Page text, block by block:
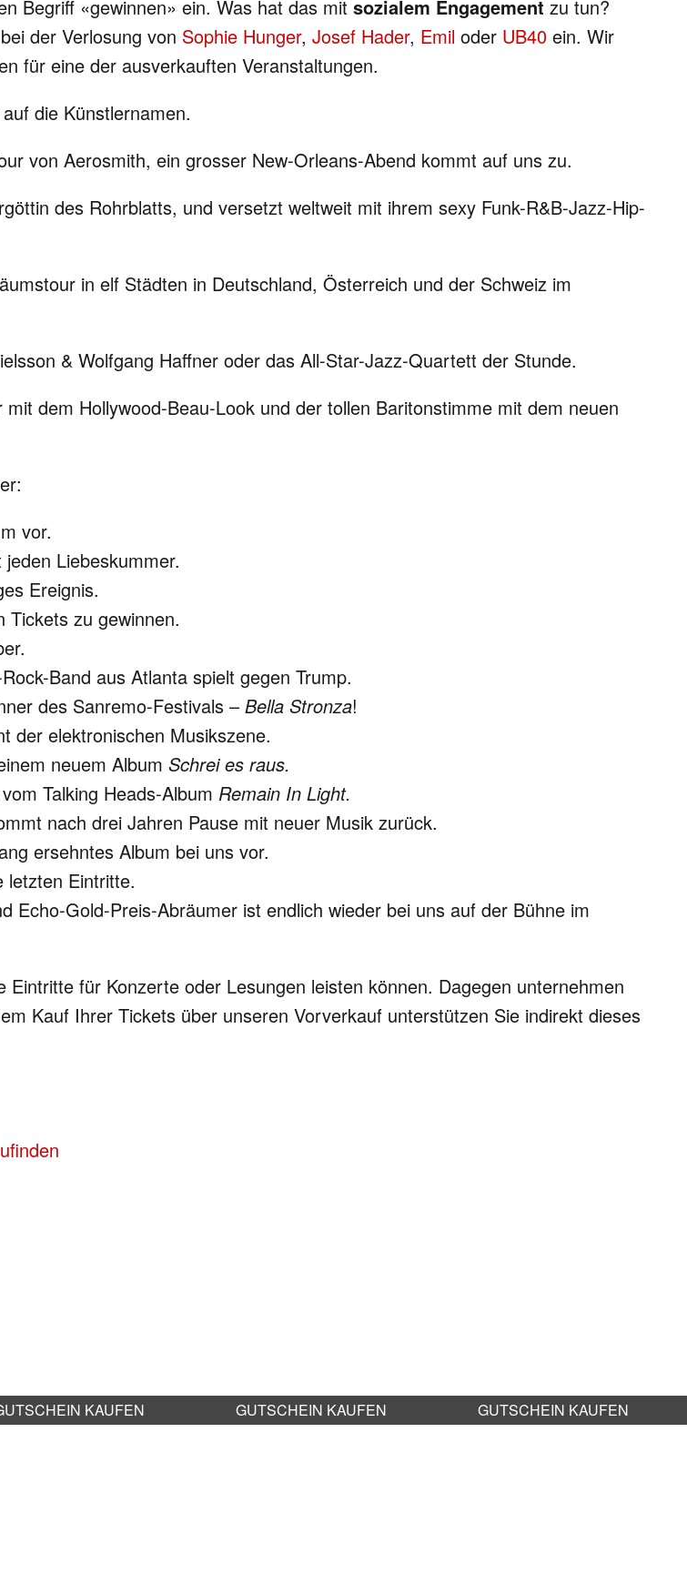
Begriff «gewinnen» ein. Was hat das mit sozialem Engagement zu tun?
der Verlosung von Sophie Hunger, Josef Hader, Emil oder UB40 ein. Wir
für eine der ausverkauften Veranstaltungen.
die Künstlernamen.
von Aerosmith, ein grosser New-Orleans-Abend kommt auf uns zu.
des Rohrblatts, und versetzt weltweit mit ihrem sexy Funk-R&B-Jazz-Hip-
in elf Städten in Deutschland, Österreich und der Schweiz im
& Wolfgang Haffner oder das All-Star-Jazz-Quartett der Stunde.
dem Hollywood-Beau-Look und der tollen Baritonstimme mit dem neuen
vor.
Liebeskummer.
Ereignis.
zu gewinnen.
Band aus Atlanta spielt gegen Trump.
des Sanremo-Festivals – Bella Stronza!
der elektronischen Musikszene.
neuem Album Schrei es raus.
Talking Heads-Album Remain In Light.
nach drei Jahren Pause mit neuer Musik zurück.
ersehntes Album bei uns vor.
letzten Eintritte.
Echo-Gold-Preis-Abräumer ist endlich wieder bei uns auf der Bühne im
für Konzerte oder Lesungen leisten können. Dagegen unternehmen
Kauf Ihrer Tickets über unseren Vorverkauf unterstützen Sie indirekt dieses
KAUFEN GUTSCHEIN KAUFEN GUTSCHEIN KAUFEN